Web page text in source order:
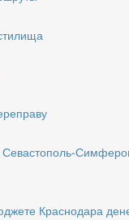
Краснодара